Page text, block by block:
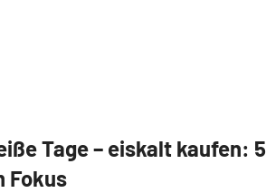
Tage – eiskalt kaufen:
Fokus